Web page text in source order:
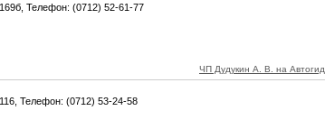
Телефон: (0712) 52-61-77
ЧП Дудукин А. В. на Автогид
Телефон: (0712) 53-24-58